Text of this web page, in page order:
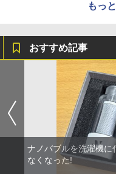
もっ
おすすめ記事
ナノバブルを洗濯機に
なくなった!